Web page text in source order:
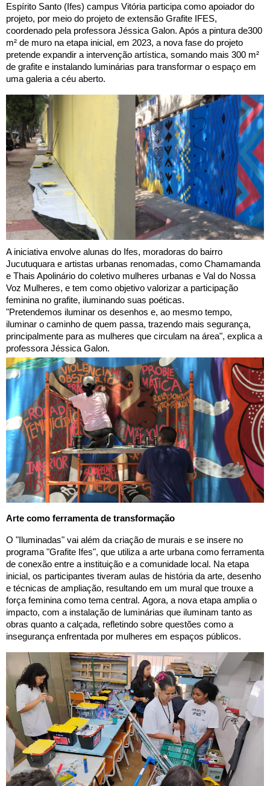
Espírito Santo (Ifes) campus Vitória participa como apoiador do
projeto, por meio do projeto de extensão Grafite IFES,
coordenado pela professora Jéssica Galon. Após a pintura de300
m² de muro na etapa inicial, em 2023, a nova fase do projeto
pretende expandir a intervenção artística, somando mais 300 m²
de grafite e instalando luminárias para transformar o espaço em
uma galeria a céu aberto.
A iniciativa envolve alunas do Ifes, moradoras do bairro
Jucutuquara e artistas urbanas renomadas, como Chamamanda
e Thais Apolinário do coletivo mulheres urbanas e Val do Nossa
Voz Mulheres, e tem como objetivo valorizar a participação
feminina no grafite, iluminando suas poéticas.
"Pretendemos iluminar os desenhos e, ao mesmo tempo,
iluminar o caminho de quem passa, trazendo mais segurança,
principalmente para as mulheres que circulam na área", explica a
professora Jéssica Galon.
Arte como ferramenta de transformação
O "Iluminadas" vai além da criação de murais e se insere no
programa "Grafite Ifes", que utiliza a arte urbana como ferramenta
de conexão entre a instituição e a comunidade local. Na etapa
inicial, os participantes tiveram aulas de história da arte, desenho
e técnicas de ampliação, resultando em um mural que trouxe a
força feminina como tema central. Agora, a nova etapa amplia o
impacto, com a instalação de luminárias que iluminam tanto as
obras quanto a calçada, refletindo sobre questões como a
insegurança enfrentada por mulheres em espaços públicos.